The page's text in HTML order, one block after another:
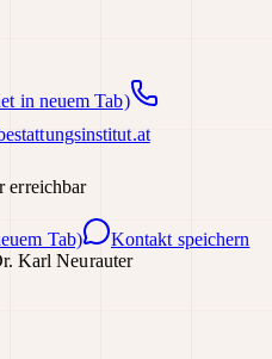
in neuem Tab)
erreichbar
Tab)
Kontakt speichern
Karl Neurauter